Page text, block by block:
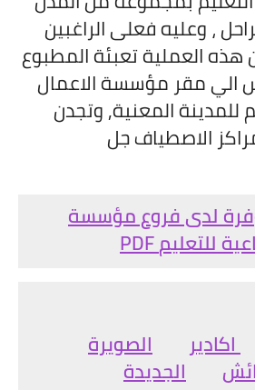
عبر 4 مراحل ، وعليه فعلى الراغبين
العملية تعبئة المطبوع
الي مقر مؤسسة الاعمال
للمدينة المعنية, وتجدن
الاصطياف جل
لدى فروع مؤسسة
للتعليمPDF
اكادير الصويرة
الجديدة